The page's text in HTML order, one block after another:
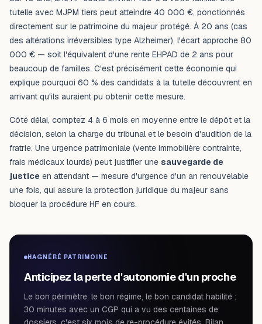
tutelle avec MJPM tiers peut atteindre 40 000 €, ponctionnés
directement sur le patrimoine du majeur protégé. À 20 ans (cas
des altérations irréversibles type Alzheimer), l'écart approche 80
000 € — soit l'équivalent d'une rente EHPAD de 2 ans pour
beaucoup de familles. C'est précisément cette économie qui
explique pourquoi 60 % des candidats à la tutelle découvrent en
arrivant qu'ils auraient pu obtenir cette mesure.
Côté délai, comptez 4 à 6 mois en moyenne entre le dépôt et la
décision, selon la charge du tribunal et le besoin d'audition de la
fratrie. Une urgence patrimoniale (vente immobilière contrainte,
frais médicaux lourds) peut justifier une sauvegarde de
justice en attendant — mesure d'urgence d'un an renouvelable
une fois, qui assure la protection juridique du majeur sans
bloquer la procédure HF en cours.
HAGNÉRÉ PATRIMOINE
Anticipez la perte d'autonomie d'un proche
Le bon périmètre, le bon régime, le bon candidat habilité :
30 minutes avec un CGP qui a vu des centaines de